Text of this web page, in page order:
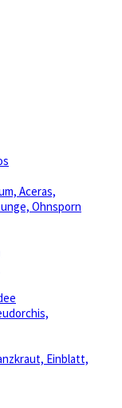
Aceras,
Ohnsporn
Einblatt,